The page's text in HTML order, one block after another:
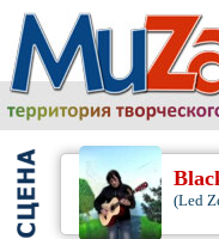
(Led